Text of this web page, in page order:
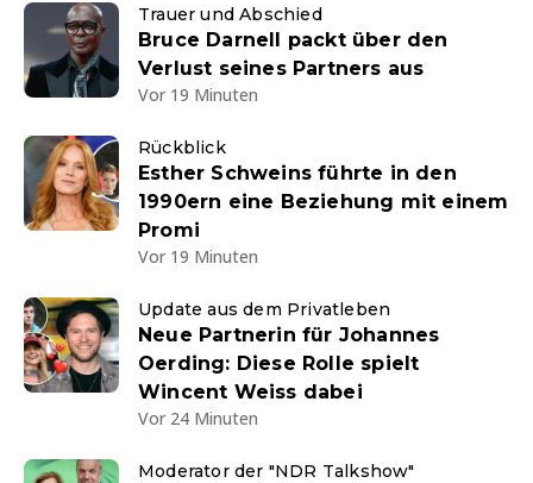
Trauer und Abschied
Bruce Darnell packt über den
Verlust seines Partners aus
Vor 19 Minuten
Rückblick
Esther Schweins führte in den
1990ern eine Beziehung mit einem
Promi
Vor 19 Minuten
Update aus dem Privatleben
Neue Partnerin für Johannes
Oerding: Diese Rolle spielt
Wincent Weiss dabei
Vor 24 Minuten
Moderator der "NDR Talkshow"